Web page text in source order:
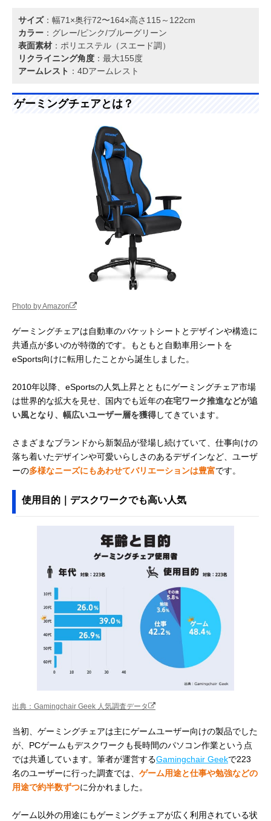
サイズ：幅71×奥行72〜164×高さ115～122cm
カラー ：グレー/ピンク/ブルーグリーン
表面素材 ：ポリエステル（スエード調）
リクライニング角度 ：最大155度
アームレスト ：4Dアームレスト
ゲーミングチェアとは？
Photo by Amazon
ゲーミングチェアは自動車のバケットシートとデザインや構造に
共通点が多いのが特徴的です。もともと自動車用シートを
eSports向けに転用したことから誕生しました。
2010年以降、eSportsの人気上昇とともにゲーミングチェア市場
は世界的な拡大を見せ、国内でも近年の在宅ワーク推進などが追
い風となり、幅広いユーザー層を獲得してきています。
さまざまなブランドから新製品が登場し続けていて、仕事向けの
落ち着いたデザインや可愛いらしさのあるデザインなど、ユーザ
ーの多様なニーズにもあわせてバリエーションは豊富です。
使用目的｜デスクワークでも高い人気
出典：Gamingchair Geek 人気調査データ
当初、ゲーミングチェアは主にゲームユーザー向けの製品でした
が、PCゲームもデスクワークも長時間のパソコン作業という点
では共通しています。筆者が運営するGamingchair Geekで223
名のユーザーに行った調査では、 ゲーム用途と仕事や勉強などの
用途で約半数ずつに分かれました。
ゲーム以外の用途にもゲーミングチェアが広く利用されている状